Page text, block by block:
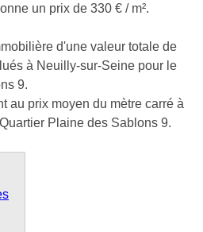
un prix de 330 € / m².
d'une valeur totale de
à Neuilly-sur-Seine pour le
9.
au prix moyen du mètre carré à
Plaine des Sablons 9.